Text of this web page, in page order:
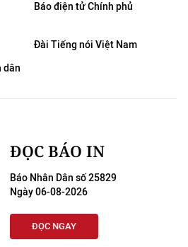
Báo điện tử Chính phủ
Đài Tiếng nói Việt Nam
dân
ĐỌC BÁO IN
Báo Nhân Dân số 25829
Ngày 06-08-2026
ĐỌC NGAY